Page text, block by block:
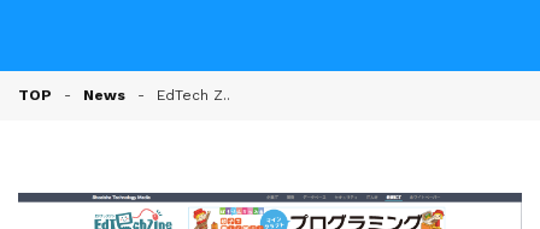
TOP News EdTech Z..